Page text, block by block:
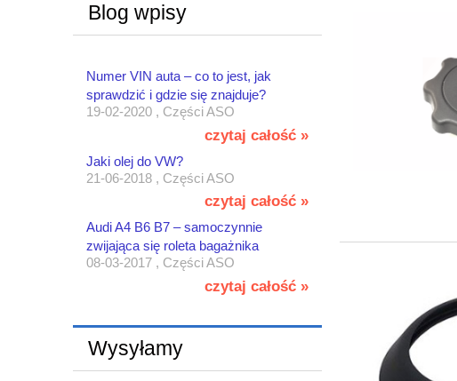
Blog wpisy
Numer VIN auta – co to jest, jak
sprawdzić i gdzie się znajduje?
19-02-2020 , Części ASO
czytaj całość »
Jaki olej do VW?
21-06-2018 , Części ASO
czytaj całość »
Audi A4 B6 B7 – samoczynnie
zwijająca się roleta bagażnika
08-03-2017 , Części ASO
czytaj całość »
Wysyłamy